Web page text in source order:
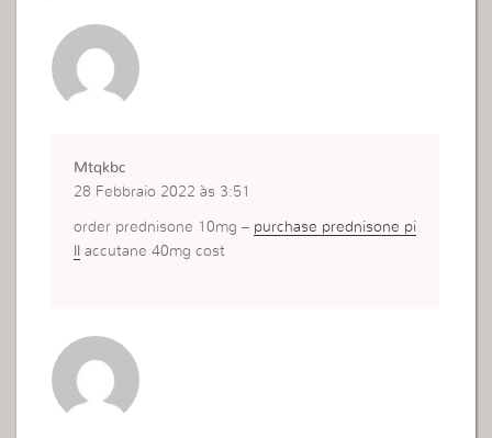
Mtqkbc
28 Febbraio 2022 às 3:51
order prednisone 10mg – purchase prednisone pi
accutane 40mg cost